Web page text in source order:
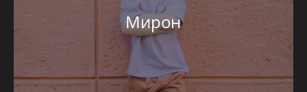
Мирон